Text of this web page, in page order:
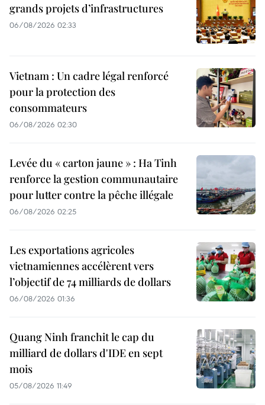
grands projets d’infrastructures
06/08/2026 02:33
Vietnam : Un cadre légal renforcé
pour la protection des
consommateurs
06/08/2026 02:30
Levée du « carton jaune » : Ha Tinh
renforce la gestion communautaire
pour lutter contre la pêche illégale
06/08/2026 02:25
Les exportations agricoles
vietnamiennes accélèrent vers
l’objectif de 74 milliards de dollars
06/08/2026 01:36
Quang Ninh franchit le cap du
milliard de dollars d'IDE en sept
mois
05/08/2026 11:49